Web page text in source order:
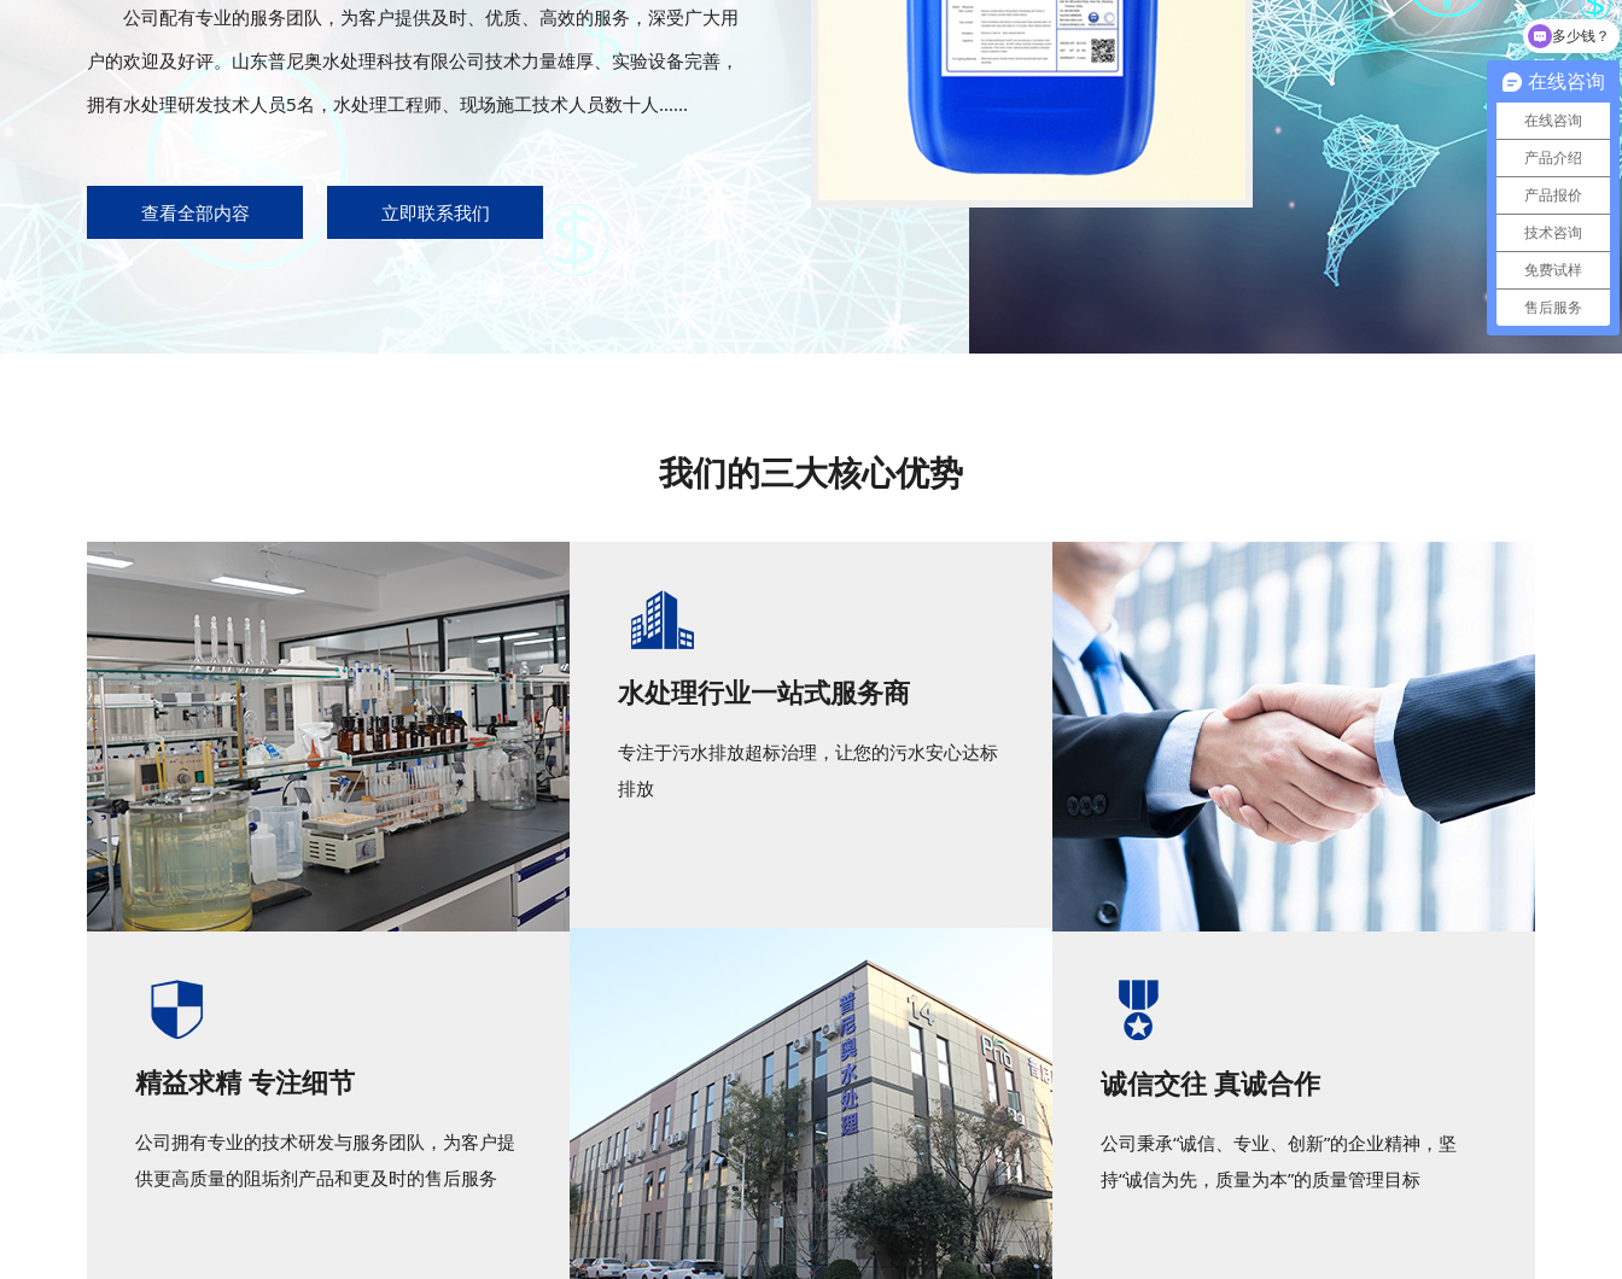
公司配有专业的服务团队，为客户提供及时、优质、高效的服务，深受广大用
户的欢迎及好评。山东普尼奥水处理科技有限公司技术力量雄厚、实验设备完善，
拥有水处理研发技术人员5名，水处理工程师、现场施工技术人员数十人......
查看全部内容 立即联系我们
我们的三大核心优势
精益求精 专注细节
公司拥有专业的技术研发与服务团队，为客户提
供更高质量的阻垢剂产品和更及时的售后服务
水处理行业一站式服务商
专注于污水排放超标治理，让您的污水安心达标
排放
诚信交往 真诚合作
公司秉承“诚信、专业、创新”的企业精神，坚
持“诚信为先，质量为本”的质量管理目标
在线咨询
在线咨询
产品介绍
产品报价
技术咨询
免费试样
售后服务
是生产厂家吗？